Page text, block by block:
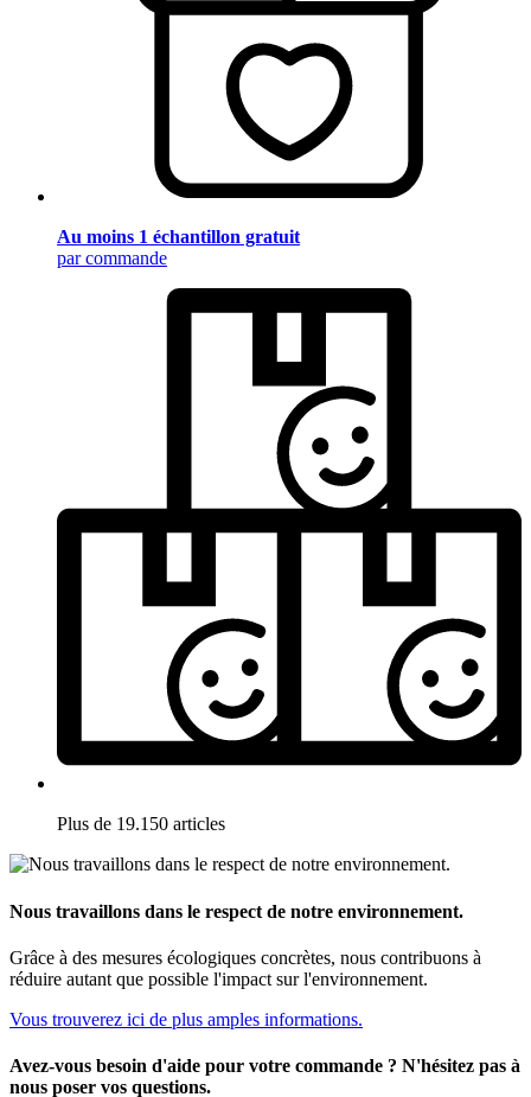
Au moins 1 échantillon gratuit
par commande
Plus de 19.150 articles
Nous travaillons dans le respect de notre environnement.
Grâce à des mesures écologiques concrètes, nous contribuons à
réduire autant que possible l'impact sur l'environnement.
Vous trouverez ici de plus amples informations.
Avez-vous besoin d'aide pour votre commande ? N'hésitez pas à
nous poser vos questions.